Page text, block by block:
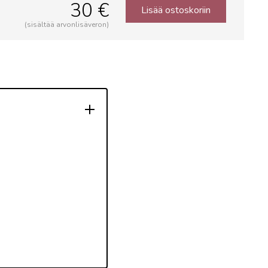
30 €
(sisältää arvonlisäveron)
Lisää ostoskoriin